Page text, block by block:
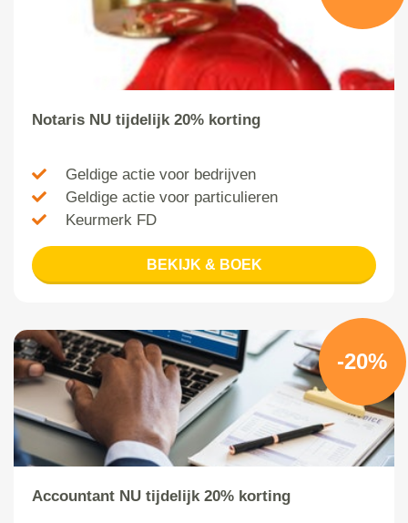
Notaris NU tijdelijk 20% korting
Geldige actie voor bedrijven
Geldige actie voor particulieren
Keurmerk FD
BEKIJK & BOEK
-20%
Accountant NU tijdelijk 20% korting